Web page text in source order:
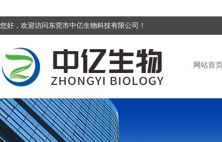
您好，欢迎访问东莞市中亿生物科技有限公司！
网站首